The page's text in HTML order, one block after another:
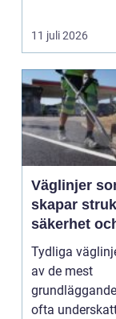
11 juli 2026
Väglinjer
skapar
säkerhet
trafiken
Tydliga
av de mest
ofta